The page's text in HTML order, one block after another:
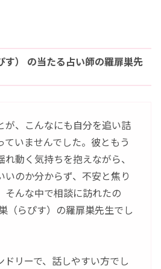
す） の当たる占い師の羅扉巣先
が、こんなにも自分を追い詰
ていませんでした。彼ともう
動く気持ちを抱えながら、
いのか分からず、不安と焦り
そんな中で相談に訪れたの
（らぴす）の羅扉巣先生でし
リーで、話しやすい方でし